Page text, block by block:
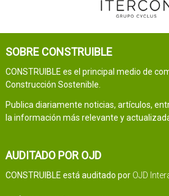
SOBRE CONSTRUIBLE
CONSTRUIBLE es el principal medio de
Construcción Sostenible.
Publica diariamente noticias, artículos,
la información más relevante y
AUDITADO POR OJD
CONSTRUIBLE está auditado por OJD